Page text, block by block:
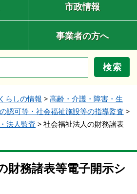
市政情報
事業者の方へ
検索
くらしの情報 > 高齢・介護・障害・生
認可等・社会福祉施設等の指導監査 >
法人監査 > 社会福祉法人の財務諸表
財務諸表等電子開示シ